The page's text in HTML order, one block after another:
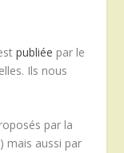
publiée par le
Ils nous
par la
mais aussi par